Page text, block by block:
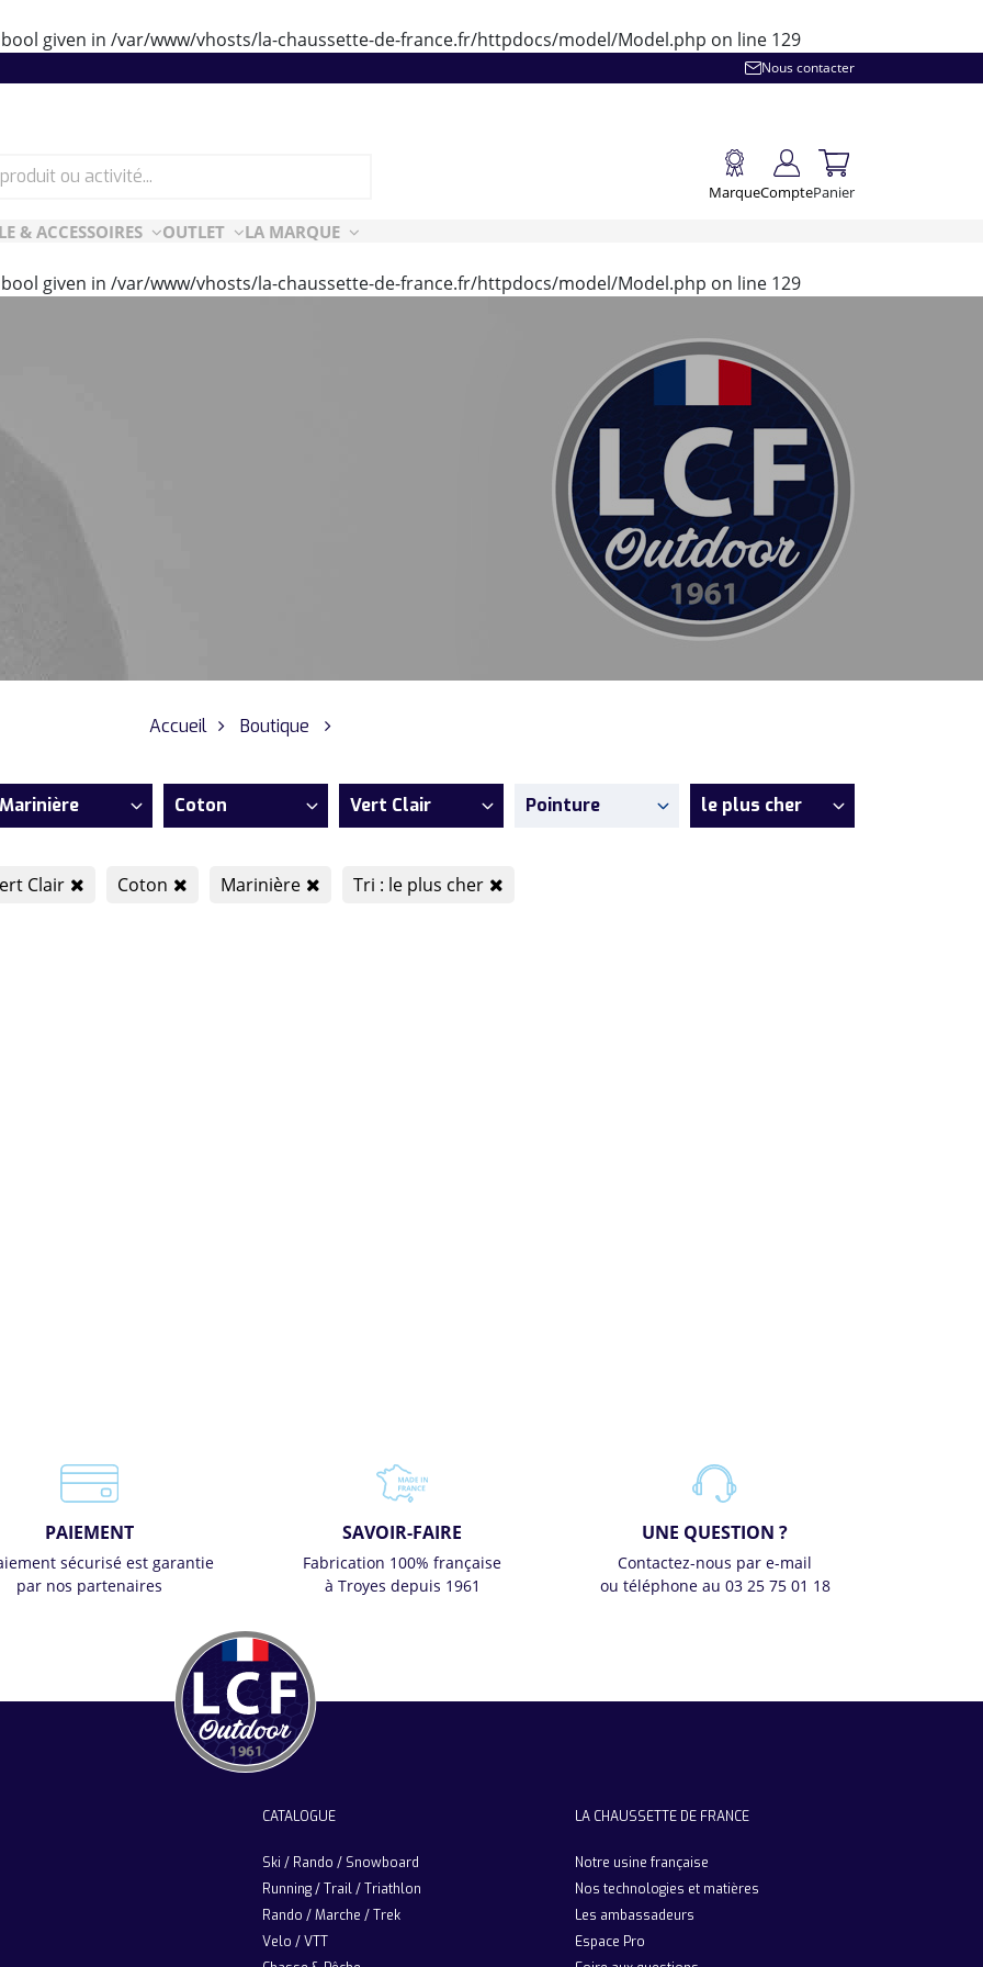
given in /var/www/vhosts/la-chaussette-de-france.fr/httpdocs/model/Model.php on line 129
Nous contacter
MarqueComptePanier
ESSENTIELLES
Style
& ACCESSOIRES OUTLET LA MARQUE
given in /var/www/vhosts/la-chaussette-de-france.fr/httpdocs/model/Model.php on line 129
Accueil Boutique
Marinière Coton Vert Clair Pointure le plus cher
Clair Coton Marinière Tri : le plus cher
PAIEMENT
sécurisé est garantie
par nos partenaires
SAVOIR-FAIRE
Fabrication 100% française
à Troyes depuis 1961
UNE QUESTION ?
Contactez-nous par e-mail
ou téléphone au 03 25 75 01 18
CATALOGUE
Ski / Rando / Snowboard
Running / Trail / Triathlon
Rando / Marche / Trek
Velo / VTT
LA CHAUSSETTE DE FRANCE
Notre usine française
Nos technologies et matières
Les ambassadeurs
Espace Pro